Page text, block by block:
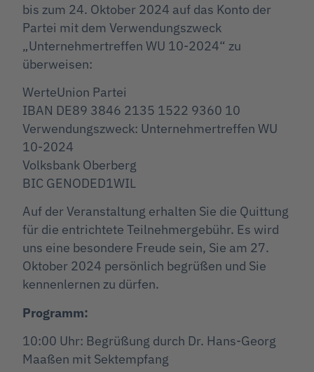
bis zum 24. Oktober 2024 auf das Konto der
Partei mit dem Verwendungszweck
„Unternehmertreffen WU 10-2024“ zu
überweisen:
WerteUnion Partei
IBAN DE89 3846 2135 1522 9360 10
Verwendungszweck: Unternehmertreffen WU
10-2024
Volksbank Oberberg
BIC GENODED1WIL
Auf der Veranstaltung erhalten Sie die Quittung
für die entrichtete Teilnehmergebühr. Es wird
uns eine besondere Freude sein, Sie am 27.
Oktober 2024 persönlich begrüßen und Sie
kennenlernen zu dürfen.
Programm:
10:00 Uhr: Begrüßung durch Dr. Hans-Georg
Maaßen mit Sektempfang